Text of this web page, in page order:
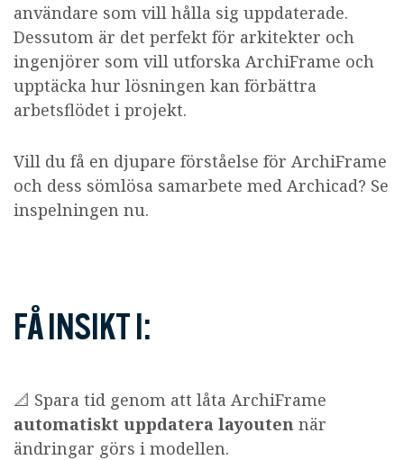
användare som vill hålla sig uppdaterade.
Dessutom är det perfekt för arkitekter och
ingenjörer som vill utforska ArchiFrame och
upptäcka hur lösningen kan förbättra
arbetsflödet i projekt.
Vill du få en djupare förståelse för ArchiFrame
och dess sömlösa samarbete med Archicad? Se
inspelningen nu.
FÅ INSIKT I:
📐 Spara tid genom att låta ArchiFrame
automatiskt uppdatera layouten när
ändringar görs i modellen.